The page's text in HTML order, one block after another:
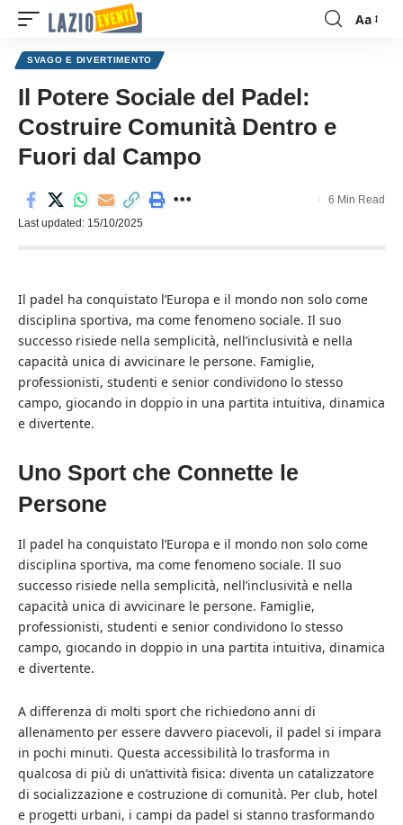
Font
Aa
SVAGO E DIVERTIMENTO
Il Potere Sociale del Padel:
Costruire Comunità Dentro e
Fuori dal Campo
Last updated: 15/10/2025
6 Min Read
Il padel ha conquistato l’Europa e il mondo non solo come
disciplina sportiva, ma come fenomeno sociale. Il suo
successo risiede nella semplicità, nell’inclusività e nella
capacità unica di avvicinare le persone. Famiglie,
professionisti, studenti e senior condividono lo stesso
campo, giocando in doppio in una partita intuitiva, dinamica
e divertente.
Uno Sport che Connette le
Persone
Il padel ha conquistato l’Europa e il mondo non solo come
disciplina sportiva, ma come fenomeno sociale. Il suo
successo risiede nella semplicità, nell’inclusività e nella
capacità unica di avvicinare le persone. Famiglie,
professionisti, studenti e senior condividono lo stesso
campo, giocando in doppio in una partita intuitiva, dinamica
e divertente.
A differenza di molti sport che richiedono anni di
allenamento per essere davvero piacevoli, il padel si impara
in pochi minuti. Questa accessibilità lo trasforma in
qualcosa di più di un’attività fisica: diventa un catalizzatore
di socializzazione e costruzione di comunità. Per club, hotel
e progetti urbani, i campi da padel si stanno trasformando